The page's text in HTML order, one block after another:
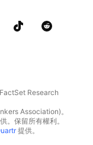
Research
Association)。
。保留所有權利。
提供。